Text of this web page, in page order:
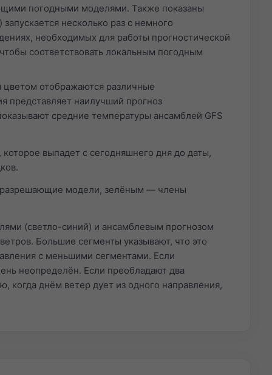
погодными моделями. Также показаны
несколько раз с немного
необходимых для работы прогностической
соответствовать локальным погодным
отображаются различные
наилучший прогноз
средние температуры ансамблей GFS
выпадет с сегодняшнего дня до даты,
модели, зелёным — члены
(светло-синий) и ансамблевым прогнозом
Большие сегменты указывают, что это
с меньшими сегментами. Если
неопределён. Если преобладают два
когда днём ветер дует из одного направления,